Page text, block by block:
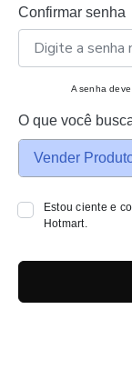
Confirmar senha
A senha
O que você
Vender
Estou ciente e
Hotmart.